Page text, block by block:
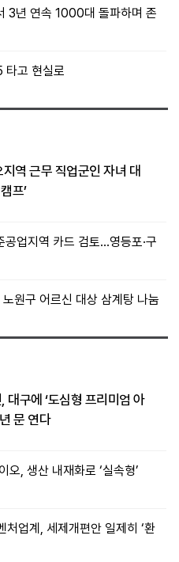
3년 연속 1000대 돌파하며 존
타고 현실로
지역 근무 직업군인 자녀 대
프’
업지역 카드 검토…영등포·구
원구 어르신 대상 삼계탕 나눔
대구에 ‘도심형 프리미엄 아
문 연다
오, 생산 내재화로 ‘실속형’
처업계, 세제개편안 일제히 ‘환